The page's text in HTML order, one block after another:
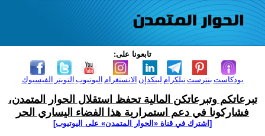
تابعونا على:
الفيسبوك التويتر اليوتيوب الانستغرام لينكدإن تيلكرامبنترست بودكاست
تبرعاتكم وتبرعاتكن المالية تحفظ استقلال الحوار المتمدن،
فشاركونا في دعم استمرارية هذا الفضاء اليساري الحر
[اشترك في قناة ‫«الحوار المتمدن» على اليوتيوب]